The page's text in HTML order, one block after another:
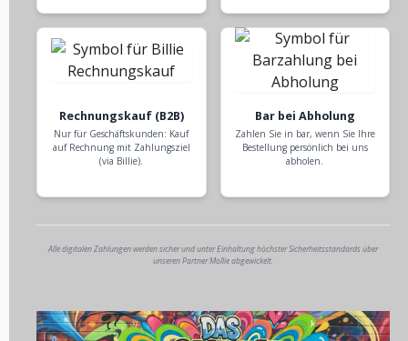
Rechnungskauf (B2B)
Nur für Geschäftskunden: Kauf
auf Rechnung mit Zahlungsziel
(via Billie).
Bar bei Abholung
Zahlen Sie in bar, wenn Sie Ihre
Bestellung persönlich bei uns
abholen.
Alle digitalen Zahlungen werden sicher und unter Einhaltung höchster Sicherheitsstandards über
unseren Partner Mollie abgewickelt.